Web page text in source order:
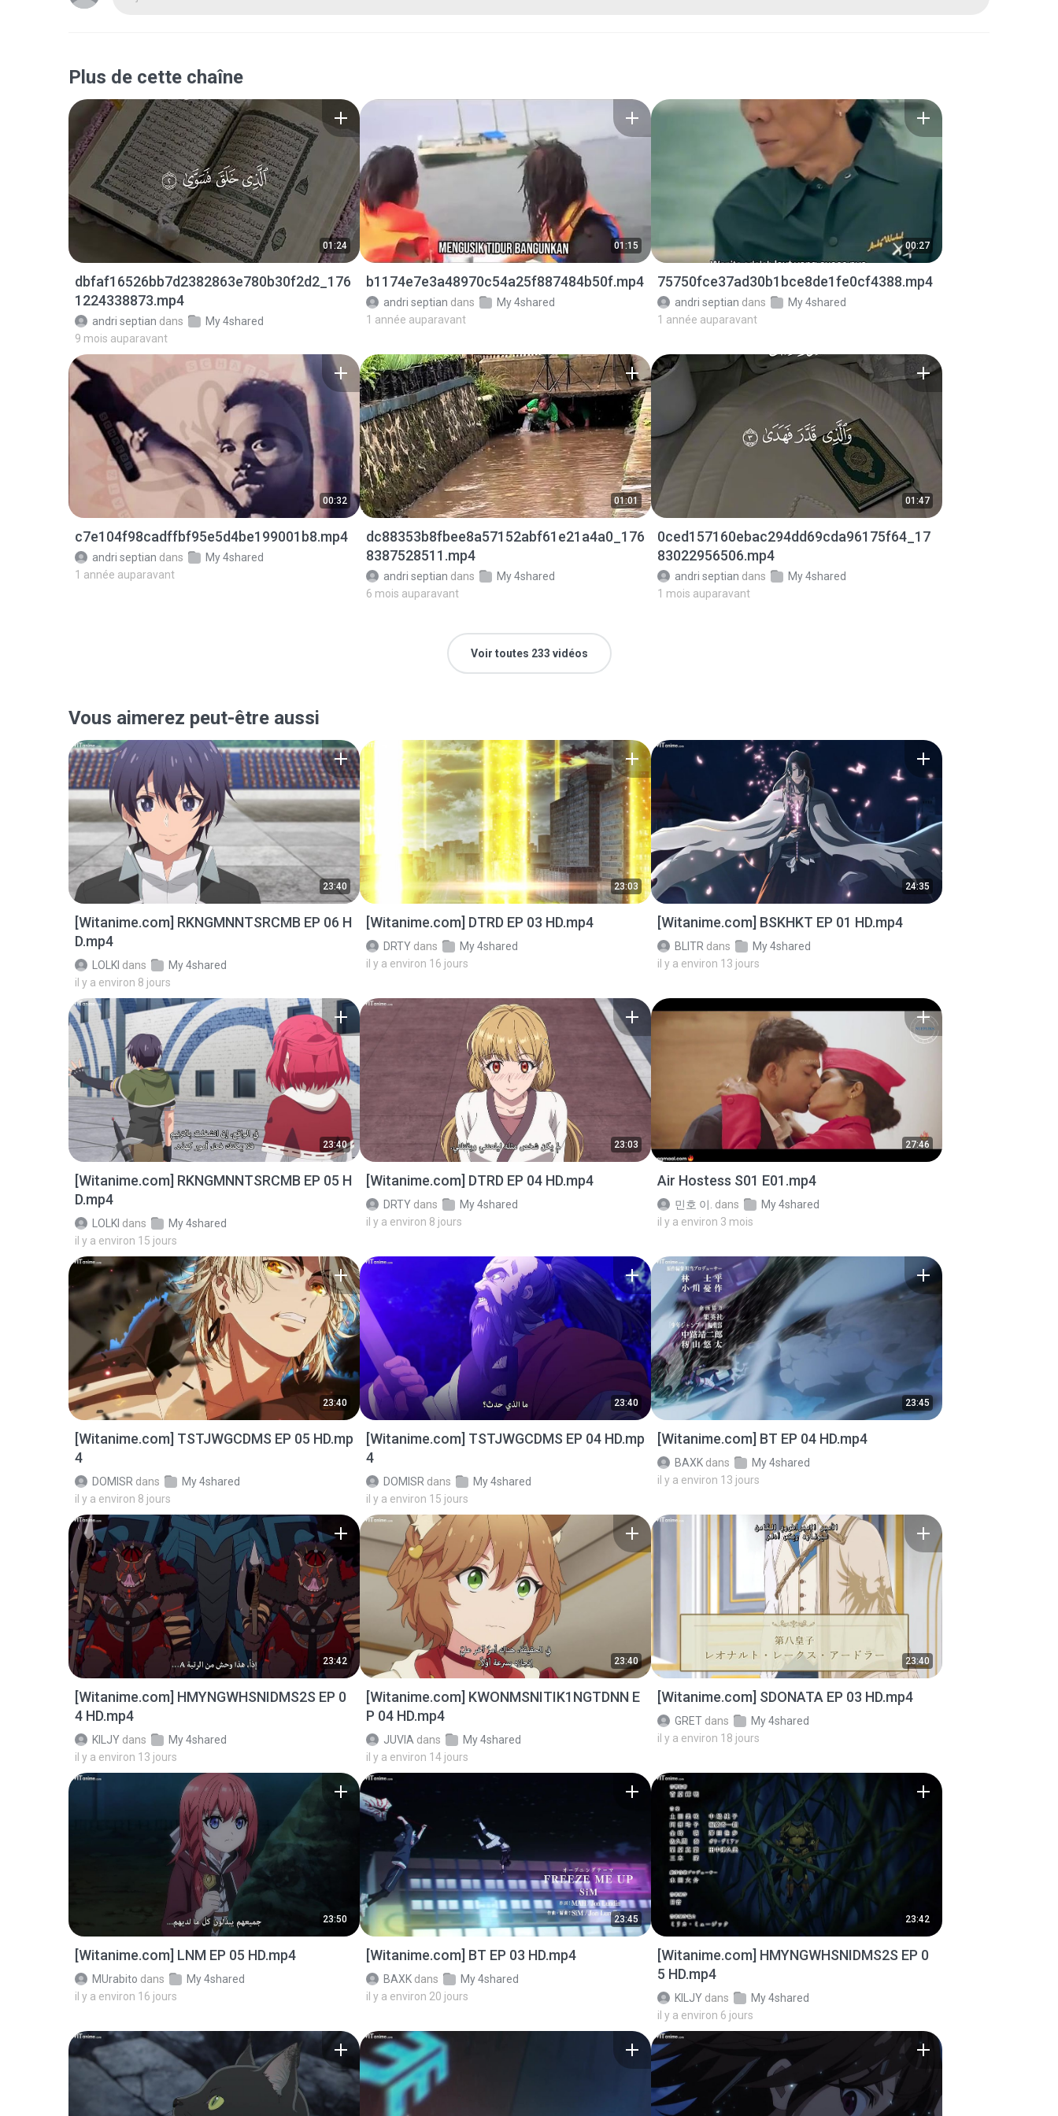
Plus de cette chaîne
01:24
dbfaf16526bb7d2382863e780b30f2d2_176
1224338873.mp4
andri septian dans
My 4shared
9 mois auparavant
01:15
b1174e7e3a48970c54a25f887484b50f.mp4
andri septian dans
My 4shared
1 année auparavant
00:27
75750fce37ad30b1bce8de1fe0cf4388.mp4
andri septian dans
My 4shared
1 année auparavant
00:32
c7e104f98cadffbf95e5d4be199001b8.mp4
andri septian dans
My 4shared
1 année auparavant
01:01
dc88353b8fbee8a57152abf61e21a4a0_176
8387528511.mp4
andri septian dans
My 4shared
6 mois auparavant
01:47
0ced157160ebac294dd69cda96175f64_17
83022956506.mp4
andri septian dans
My 4shared
1 mois auparavant
Voir toutes 233 vidéos
Vous aimerez peut-être aussi
23:40
[Witanime.com] RKNGMNNTSRCMB EP 06 H
D.mp4
LOLKI dans
My 4shared
il y a environ 8 jours
23:03
[Witanime.com] DTRD EP 03 HD.mp4
DRTY dans
My 4shared
il y a environ 16 jours
24:35
[Witanime.com] BSKHKT EP 01 HD.mp4
BLITR dans
My 4shared
il y a environ 13 jours
23:40
[Witanime.com] RKNGMNNTSRCMB EP 05 H
D.mp4
LOLKI dans
My 4shared
il y a environ 15 jours
23:03
[Witanime.com] DTRD EP 04 HD.mp4
DRTY dans
My 4shared
il y a environ 8 jours
27:46
Air Hostess S01 E01.mp4
민호 이. dans
My 4shared
il y a environ 3 mois
23:40
[Witanime.com] TSTJWGCDMS EP 05 HD.mp
4
DOMISR dans
My 4shared
il y a environ 8 jours
23:40
[Witanime.com] TSTJWGCDMS EP 04 HD.mp
4
DOMISR dans
My 4shared
il y a environ 15 jours
23:45
[Witanime.com] BT EP 04 HD.mp4
BAXK dans
My 4shared
il y a environ 13 jours
23:42
[Witanime.com] HMYNGWHSNIDMS2S EP 0
4 HD.mp4
KILJY dans
My 4shared
il y a environ 13 jours
23:40
[Witanime.com] KWONMSNITIK1NGTDNN E
P 04 HD.mp4
JUVIA dans
My 4shared
il y a environ 14 jours
23:40
[Witanime.com] SDONATA EP 03 HD.mp4
GRET dans
My 4shared
il y a environ 18 jours
23:50
[Witanime.com] LNM EP 05 HD.mp4
MUrabito dans
My 4shared
il y a environ 16 jours
23:45
[Witanime.com] BT EP 03 HD.mp4
BAXK dans
My 4shared
il y a environ 20 jours
23:42
[Witanime.com] HMYNGWHSNIDMS2S EP 0
5 HD.mp4
KILJY dans
My 4shared
il y a environ 6 jours